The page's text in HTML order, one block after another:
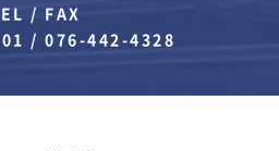
/ FAX
/076-442-4328